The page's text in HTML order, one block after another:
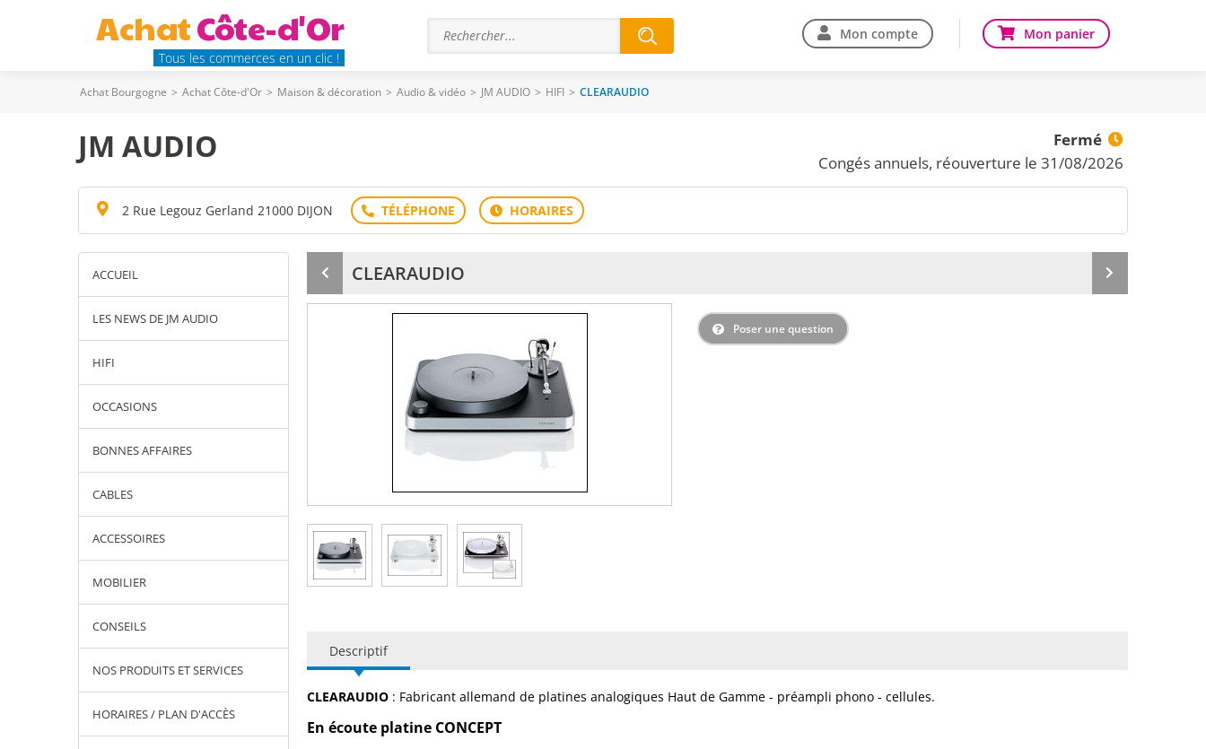
AchatCôte-d'Or
Tous les commerces en un clic !
Mon compte Mon panier
Achat Bourgogne > Achat Côte-d'Or > Maison & décoration > Audio & vidéo > JM AUDIO > HIFI > CLEARAUDIO
JM AUDIO
Fermé
Congés annuels, réouverture le 31/08/2026
2 Rue Legouz Gerland 21000 DIJON
ACCUEIL
LES NEWS DE JM AUDIO
HIFI
OCCASIONS
BONNES AFFAIRES
CABLES
ACCESSOIRES
MOBILIER
CONSEILS
NOS PRODUITS ET SERVICES
HORAIRES / PLAN D'ACCÈS
Produit
précédent
CLEARAUDIO
Produit
suivant
Poser une question
Descriptif
CLEARAUDIO : Fabricant allemand de platines analogiques Haut de Gamme - préampli phono - cellules.
En écoute platine CONCEPT